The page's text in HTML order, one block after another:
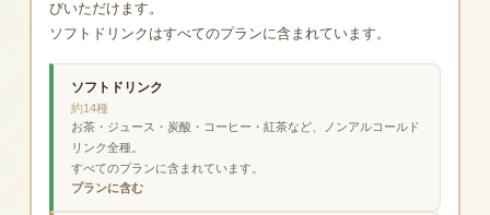
びいただけます。
ソフトドリンクはすべてのプランに含まれています。
ソフトドリンク
約14種
お茶・ジュース・炭酸・コーヒー・紅茶など、ノンアルコールド
リンク全種。
すべてのプランに含まれています。
プランに含む